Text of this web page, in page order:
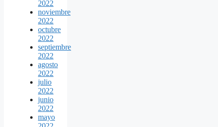
2022
noviembre
2022
octubre
2022
septiembre
2022
agosto
2022
julio
2022
junio
2022
mayo